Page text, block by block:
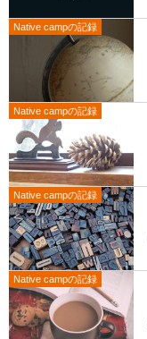
Native campの記録
Native campの記録
Native campの記録
Native campの記録